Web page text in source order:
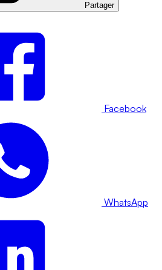
Partager
Facebook
WhatsApp